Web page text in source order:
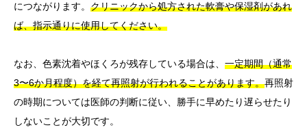
につながります。 クリニックから処方された軟膏や保湿剤があれ
ば、指示通りに使用してください。
なお、色素沈着やほくろが残存している場合は、 一定期間（通常
3〜6か月程度）を経て再照射が行われることがあります。再照射
の時期については医師の判断に従い、勝手に早めたり遅らせたり
しないことが大切です。